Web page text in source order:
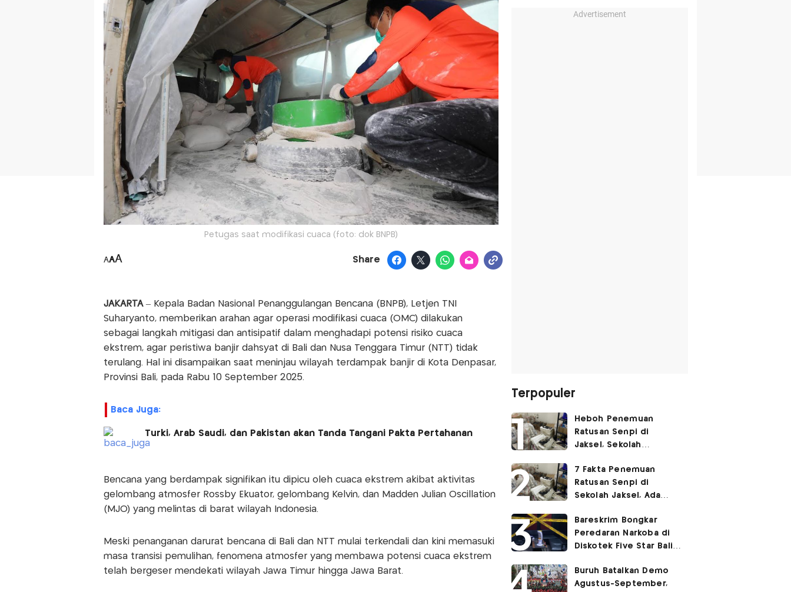
Petugas saat modifikasi cuaca (foto: dok BNPB)
AAA Share
JAKARTA– Kepala Badan Nasional Penanggulangan Bencana (BNPB), Letjen TNI
Suharyanto, memberikan arahan agar operasi modifikasi cuaca (OMC) dilakukan
sebagai langkah mitigasi dan antisipatif dalam menghadapi potensi risiko cuaca
ekstrem, agar peristiwa banjir dahsyat di Bali dan Nusa Tenggara Timur (NTT) tidak
terulang. Hal ini disampaikan saat meninjau wilayah terdampak banjir di Kota Denpasar,
Provinsi Bali, pada Rabu 10 September 2025.
Baca Juga:
Turki, Arab Saudi, dan Pakistan akan Tanda Tangani Pakta Pertahanan
Bencana yang berdampak signifikan itu dipicu oleh cuaca ekstrem akibat aktivitas
gelombang atmosfer Rossby Ekuator, gelombang Kelvin, dan Madden Julian Oscillation
(MJO) yang melintas di barat wilayah Indonesia.
Meski penanganan darurat bencana di Bali dan NTT mulai terkendali dan kini memasuki
masa transisi pemulihan, fenomena atmosfer yang membawa potensi cuaca ekstrem
telah bergeser mendekati wilayah Jawa Timur hingga Jawa Barat.
Advertisement
Terpopuler
Heboh Penemuan
Ratusan Senpi di
Jaksel, Sekolah
Kegiatan Eskul
Menembak
7 Fakta Penemuan
Ratusan Senpi di
Sekolah Jaksel, Ada
Ruang Bunker
Bareskrim Bongkar
Peredaran Narkoba di
Diskotek Five Star Bali,
Buruh Batalkan Demo
Agustus-September,